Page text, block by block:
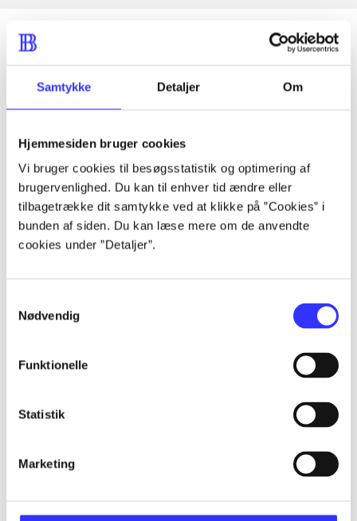
Samtykke Detaljer Om
Hjemmesiden bruger cookies
Vi bruger cookies til besøgsstatistik og optimering af
brugervenlighed. Du kan til enhver tid ændre eller
tilbagetrække dit samtykke ved at klikke på ”Cookies” i
bunden af siden. Du kan læse mere om de anvendte
cookies under ”Detaljer”.
Nødvendig
Funktionelle
Statistik
Marketing
Artikler
Alle registrerede artikler fordelt på udgivelser
...
...
...
Gå til serien